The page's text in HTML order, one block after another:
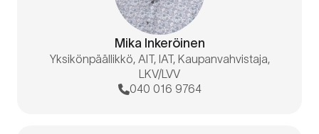
Mika Inkeröinen
Yksikönpäällikkö, AIT, IAT, Kaupanvahvistaja,
LKV/LVV
040 016 9764